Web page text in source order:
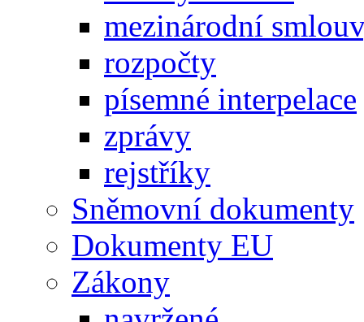
mezinárodní
rozpočty
písemné interpelace
zprávy
rejstříky
Sněmovní dokumenty
Dokumenty EU
Zákony